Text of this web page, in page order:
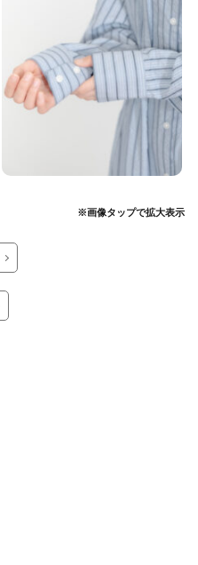
※画像タップで拡大表示